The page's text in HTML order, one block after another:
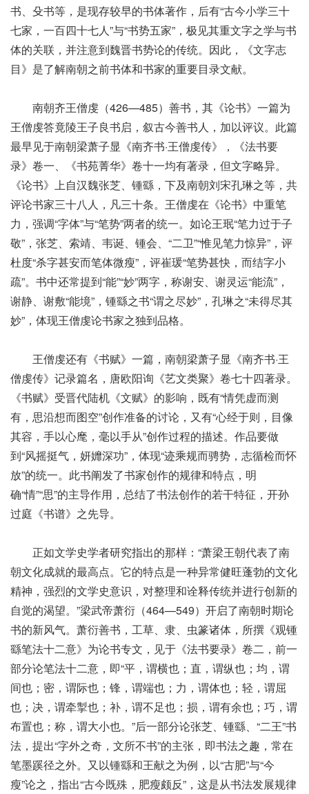
书、殳书等，是现存较早的书体著作，后有“古今小学三十
七家，一百四十七人”与“书势五家”，极见其重文字之学与书
体的关联，并注意到魏晋书势论的传统。因此，《文字志
目》是了解南朝之前书体和书家的重要目录文献。
南朝齐王僧虔（426—485）善书，其《论书》一篇为
王僧虔答竟陵王子良书启，叙古今善书人，加以评议。此篇
最早见于南朝梁萧子显《南齐书·王僧虔传》，《法书要
录》卷一、《书苑菁华》卷十一均有著录，但文字略异。
《论书》上自汉魏张芝、锺繇，下及南朝刘宋孔琳之等，共
评论书家三十八人，凡三十条。王僧虔在《论书》中重笔
力，强调“字体”与“笔势”两者的统一。如论王珉“笔力过于子
敬”，张芝、索靖、韦诞、锺会、“二卫”“惟见笔力惊异”，评
杜度“杀字甚安而笔体微瘦”，评崔瑗“笔势甚快，而结字小
疏”。书中还常提到“能”“妙”两字，称谢安、谢灵运“能流”，
谢静、谢敷“能境”，锺繇之书“谓之尽妙”，孔琳之“未得尽其
妙”，体现王僧虔论书家之独到品格。
王僧虔还有《书赋》一篇，南朝梁萧子显《南齐书·王
僧虔传》记录篇名，唐欧阳询《艺文类聚》卷七十四著录。
《书赋》受晋代陆机《文赋》的影响，既有“情凭虚而测
有，思沿想而图空”创作准备的讨论，又有“心经于则，目像
其容，手以心麾，毫以手从”创作过程的描述。作品要做
到“风摇挺气，妍孊深功”，体现“迹乘规而骋势，志循检而怀
放”的统一。此书阐发了书家创作的规律和特点，明
确“情”“思”的主导作用，总结了书法创作的若干特征，开孙
过庭《书谱》之先导。
正如文学史学者研究指出的那样：“萧梁王朝代表了南
朝文化成就的最高点。它的特点是一种异常健旺蓬勃的文化
精神，强烈的文学史意识，对整理和诠释传统并进行创新的
自觉的渴望。”梁武帝萧衍（464—549）开启了南朝时期论
书的新风气。萧衍善书，工草、隶、虫篆诸体，所撰《观锺
繇笔法十二意》为论书专文，见于《法书要录》卷二，前一
部分论笔法十二意，即“平，谓横也；直，谓纵也；均，谓
间也；密，谓际也；锋，谓端也；力，谓体也；轻，谓屈
也；决，谓牵掣也；补，谓不足也；损，谓有余也；巧，谓
布置也；称，谓大小也。”后一部分论张芝、锺繇、“二王”书
法，提出“字外之奇，文所不书”的主张，即书法之趣，常在
笔墨蹊径之外。又以锺繇和王献之为例，以“古肥”与“今
瘦”论之，指出“古今既殊，肥瘦颇反”，这是从书法发展规律